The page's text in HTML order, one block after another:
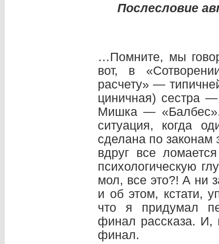
Послесловие
…Помните, мы
вот, в
расчету» —
циничная) сестра
Мишка — «Балбес».
ситуация, когда
сделана по законам
вдруг все
психологическую
мол, все это?! А ни
и об этом, кстати,
что я придумал
финал рассказа. И,
финал.